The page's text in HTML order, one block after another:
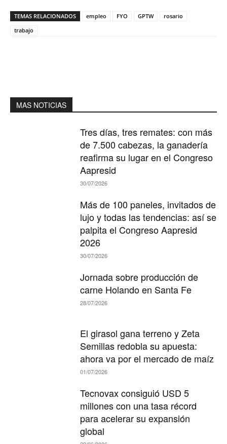
TEMAS RELACIONADOS empleo FYO GPTW
rosario
trabajo
MAS NOTICIAS
Tres días, tres remates: con más
de 7.500 cabezas, la ganadería
reafirma su lugar en el Congreso
Aapresid
30/07/2026
Más de 100 paneles, invitados de
lujo y todas las tendencias: así se
palpita el Congreso Aapresid
2026
30/07/2026
Jornada sobre producción de
carne Holando en Santa Fe
28/07/2026
El girasol gana terreno y Zeta
Semillas redobla su apuesta:
ahora va por el mercado de maíz
01/07/2026
Tecnovax consiguió USD 5
millones con una tasa récord
para acelerar su expansión
global